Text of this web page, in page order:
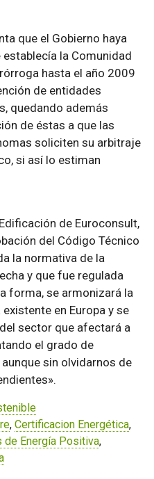
que el Gobierno haya
la Comunidad
hasta el año 2009
de entidades
quedando además
de éstas a que las
soliciten su arbitraje
si así lo estiman
de Euroconsult,
del Código Técnico
la normativa de la
y que fue regulada
forma, se armonizará la
en Europa y se
sector que afectará a
el grado de
sin olvidarnos de
, Certificacion Energética,
de Energía Positiva,